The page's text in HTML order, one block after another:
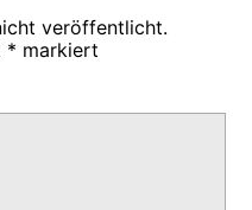
veröffentlicht.
* markiert